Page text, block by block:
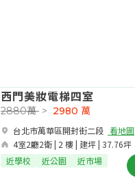
西門美妝電梯四室
台北市萬華區開封街二段​ 看地圖
4室2廳2衛 | 2 樓 | 建坪 | 37.76坪
2880萬 > 2980 萬
近學校 近公園 近市場